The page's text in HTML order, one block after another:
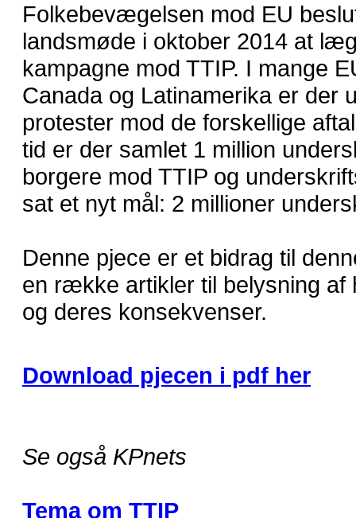
Folkebevægelsen mod EU
landsmøde i oktober 2014 at
kampagne mod TTIP. I mange
Canada og Latinamerika er der
protester mod de forskellige
tid er der samlet 1 million
borgere mod TTIP og
sat et nyt mål: 2 millioner
Denne pjece er et bidrag til
en række artikler til belysning af
og deres konsekvenser.
Download pjecen i pdf her
Se også KPnets
Tema om TTIP